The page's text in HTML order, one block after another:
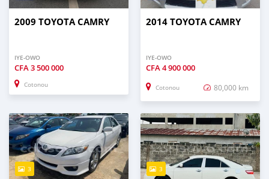
2009 TOYOTA CAMRY
IYE-OWO
CFA3 500 000
Cotonou
2014 TOYOTA CAMRY
IYE-OWO
CFA4 900 000
Cotonou 80,000 km
3 3